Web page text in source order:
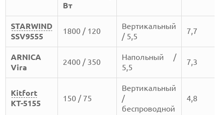
Вт
STARWIND
SSV9555
1800 / 120
Вертикальный
/ 5,5
7,7
ARNICA
Vira
2400 / 350
Напольный /
5,5
7,3
Kitfort
КТ-5155
150 / 75
Вертикальный
/
беспроводной
4,8